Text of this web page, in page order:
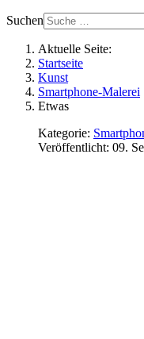
Suchen
Aktuelle Seite:
Startseite
Kunst
Smartphone-Malerei
Etwas
Kategorie:
Veröffentlicht: 09.